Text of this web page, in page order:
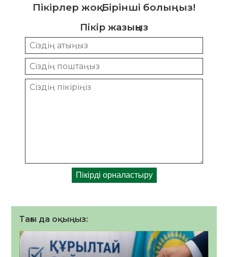
Пікірлер жоқ. Бірінші болыңыз!
Пікір жазыңыз
Тағы да оқыңыз: